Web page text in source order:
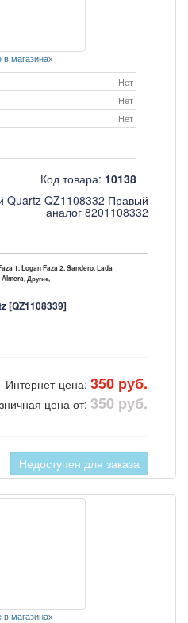
в магазинах
Нет
Нет
Нет
Код товара: 10138
Quartz QZ1108332 Правый
аналог 8201108332
1, Logan Faza 2, Sandero, Lada
Другие,
[QZ1108339]
Интернет-цена: 350 руб.
цена от: 350 руб.
Недоступен для заказа
в магазинах